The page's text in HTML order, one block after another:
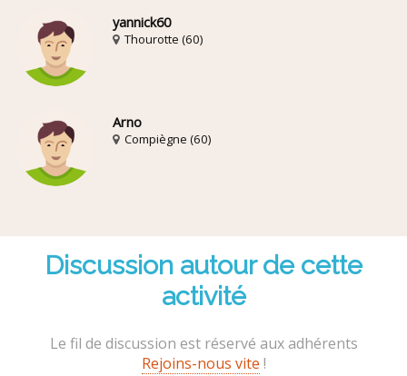
yannick60
Thourotte (60)
Arno
Compiègne (60)
Discussion autour de cette
activité
Le fil de discussion est réservé aux adhérents
Rejoins-nous vite !